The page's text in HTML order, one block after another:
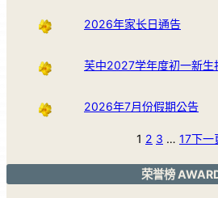
2026年家长日通告
芙中2027学年度初一新生
2026年7月份假期公告
1 2 3 … 17下一
荣誉榜